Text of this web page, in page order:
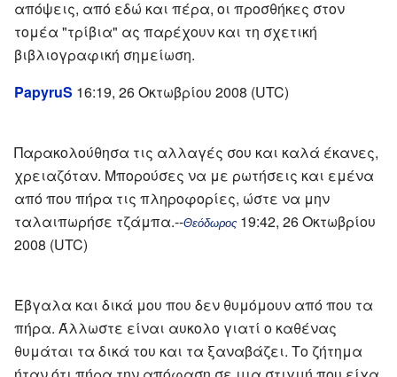
απόψεις, από εδώ και πέρα, οι προσθήκες στον
τομέα "τρίβια" ας παρέχουν και τη σχετική
βιβλιογραφική σημείωση.
PapyruS 16:19, 26 Οκτωβρίου 2008 (UTC)
Παρακολούθησα τις αλλαγές σου και καλά έκανες,
χρειαζόταν. Μπορούσες να με ρωτήσεις και εμένα
από που πήρα τις πληροφορίες, ώστε να μην
ταλαιπωρήσε τζάμπα.--Θεόδωρος 19:42, 26 Οκτωβρίου
2008 (UTC)
Έβγαλα και δικά μου που δεν θυμόμουν από που τα
πήρα. Άλλωστε είναι αυκολο γιατί ο καθένας
θυμάται τα δικά του και τα ξαναβάζει. Το ζήτημα